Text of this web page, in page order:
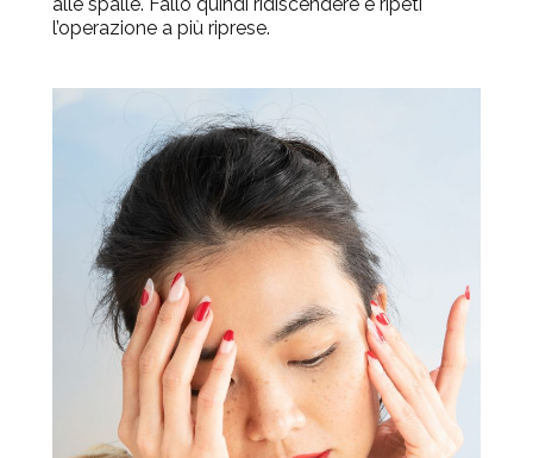
alle spalle. Fallo quindi ridiscendere e ripeti
l’operazione a più riprese.